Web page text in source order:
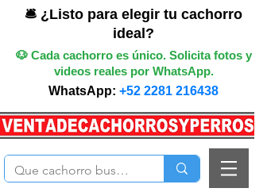
🛎️ ¿Listo para elegir tu cachorro
ideal?
🐶 Cada cachorro es único. Solicita fotos y
videos reales por WhatsApp.
WhatsApp: +52 2281 216438